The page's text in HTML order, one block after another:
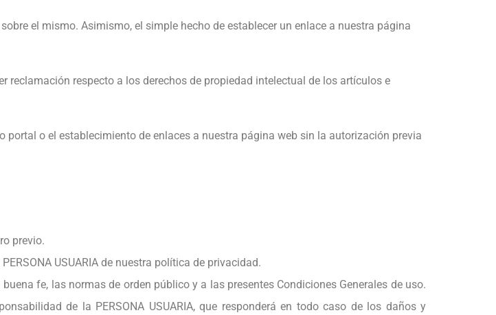
el mismo. Asimismo, el simple hecho de establecer un enlace a nuestra página
reclamación respecto a los derechos de propiedad intelectual de los artículos e
o el establecimiento de enlaces a nuestra página web sin la autorización previa
previo.
USUARIA de nuestra política de privacidad.
fe, las normas de orden público y a las presentes Condiciones Generales de uso.
de la PERSONA USUARIA, que responderá en todo caso de los daños y